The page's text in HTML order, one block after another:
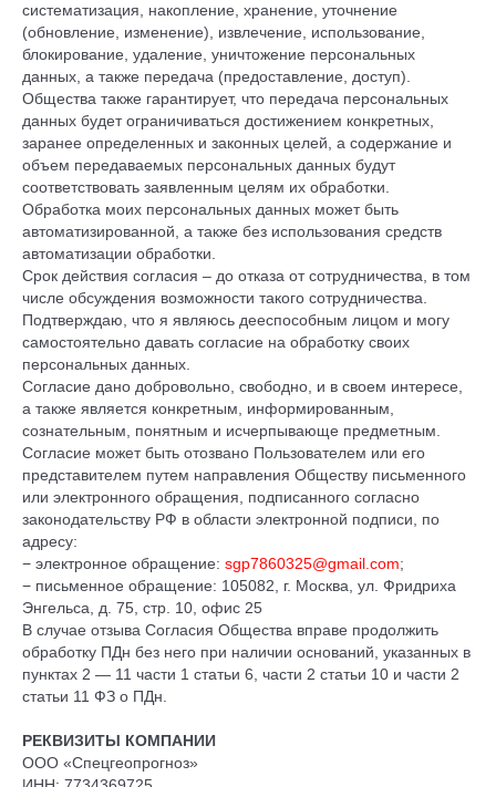
систематизация, накопление, хранение, уточнение
(обновление, изменение), извлечение, использование,
блокирование, удаление, уничтожение персональных
данных, а также передача (предоставление, доступ).
Общества также гарантирует, что передача персональных
данных будет ограничиваться достижением конкретных,
заранее определенных и законных целей, а содержание и
объем передаваемых персональных данных будут
соответствовать заявленным целям их обработки.
Обработка моих персональных данных может быть
автоматизированной, а также без использования средств
автоматизации обработки.
Срок действия согласия – до отказа от сотрудничества, в том
числе обсуждения возможности такого сотрудничества.
Подтверждаю, что я являюсь дееспособным лицом и могу
самостоятельно давать согласие на обработку своих
персональных данных.
Согласие дано добровольно, свободно, и в своем интересе,
а также является конкретным, информированным,
сознательным, понятным и исчерпывающе предметным.
Согласие может быть отозвано Пользователем или его
представителем путем направления Обществу письменного
или электронного обращения, подписанного согласно
законодательству РФ в области электронной подписи, по
адресу:
− электронное обращение: sgp7860325@gmail.com;
− письменное обращение: 105082, г. Москва, ул. Фридриха
Энгельса, д. 75, стр. 10, офис 25
В случае отзыва Согласия Общества вправе продолжить
обработку ПДн без него при наличии оснований, указанных в
пунктах 2 — 11 части 1 статьи 6, части 2 статьи 10 и части 2
статьи 11 ФЗ о ПДн.
РЕКВИЗИТЫ КОМПАНИИ
ООО «Спецгеопрогноз»